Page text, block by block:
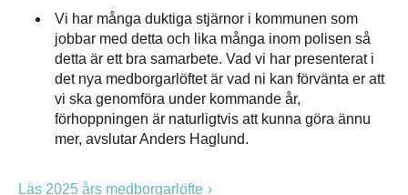
Vi har många duktiga stjärnor i kommunen som
jobbar med detta och lika många inom polisen så
detta är ett bra samarbete. Vad vi har presenterat i
det nya medborgarlöftet är vad ni kan förvänta er att
vi ska genomföra under kommande år,
förhoppningen är naturligtvis att kunna göra ännu
mer, avslutar Anders Haglund.
Läs 2025 års medborgarlöfte